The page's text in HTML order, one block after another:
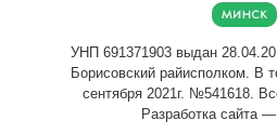
Разработка сайта —